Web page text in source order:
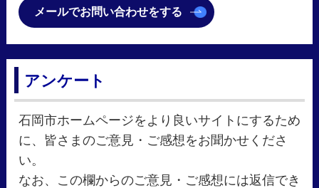
メールでお問い合わせをする
アンケート
石岡市ホームページをより良いサイトにするため
に、皆さまのご意見・ご感想をお聞かせくださ
い。
なお、この欄からのご意見・ご感想には返信でき